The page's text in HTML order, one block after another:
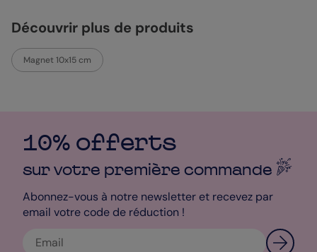
à venir. Choisissez "Élégance Intemporelle" pour commencer le
personnalité.
Découvrir plus de produits
Magnet 10x15 cm
10% offerts
sur votre première commande
Abonnez-vous à notre newsletter et recevez par
email votre code de réduction !